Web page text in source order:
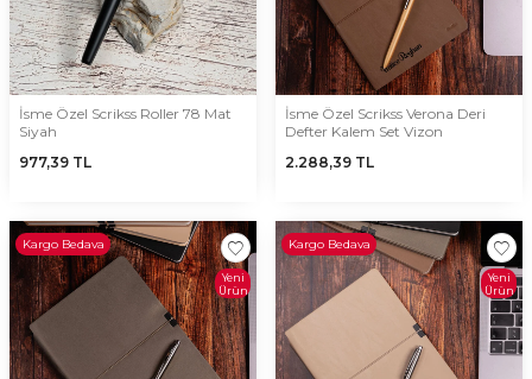
İsme Özel Scrikss Roller 78 Mat
Siyah
977,39 TL
İsme Özel Scrikss Verona Deri
Defter Kalem Set Vizon
2.288,39 TL
Kargo Bedava
Yeni
Ürün
Kargo Bedava
Yeni
Ürün